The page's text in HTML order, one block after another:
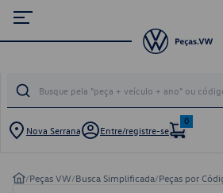
Nova Serrana Entre/registre-se
0
/Peças VW/Busca Simplificada/Peças por